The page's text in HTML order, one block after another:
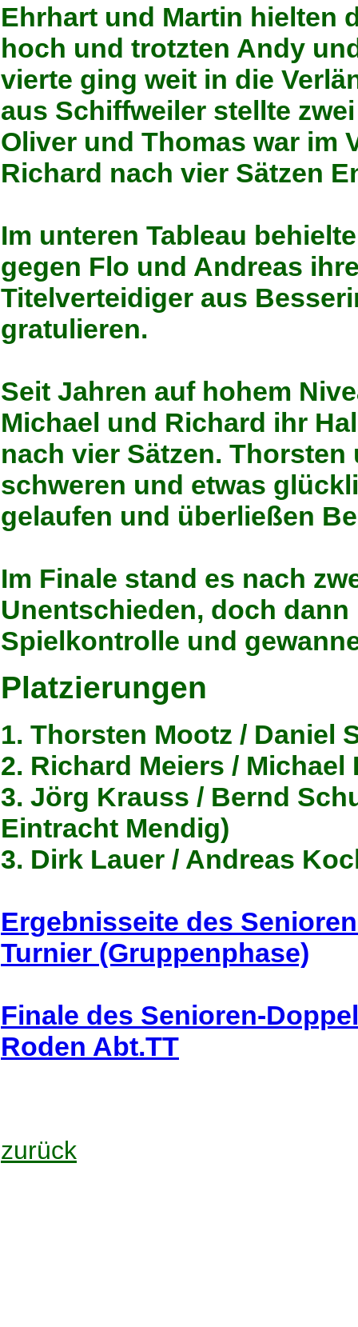
Ehrhart und Martin hielten
hoch und trotzten Andy
vierte ging weit in die
aus Schiffweiler stellte
Oliver und Thomas war im
Richard nach vier Sätzen
Im unteren Tableau
gegen Flo und Andreas
Titelverteidiger aus
gratulieren.
Seit Jahren auf hohem
Michael und Richard ihr
nach vier Sätzen.
schweren und etwas
gelaufen und überließen
Im Finale stand es nach
Unentschieden, doch
Spielkontrolle und
Platzierungen
1. Thorsten Mootz / Daniel
2. Richard Meiers /
3. Jörg Krauss / Bernd
Eintracht Mendig)
3. Dirk Lauer / Andreas
Ergebnisseite des
Turnier (Gruppenphase)
Finale des Senioren-
Roden Abt.TT
zurück